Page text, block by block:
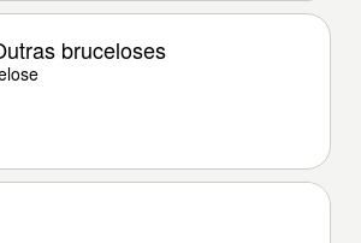
bruceloses